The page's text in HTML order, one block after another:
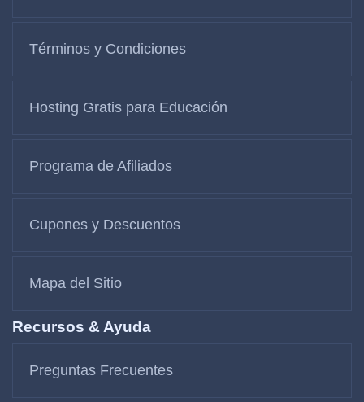
Términos y Condiciones
Hosting Gratis para Educación
Programa de Afiliados
Cupones y Descuentos
Mapa del Sitio
Recursos & Ayuda
Preguntas Frecuentes